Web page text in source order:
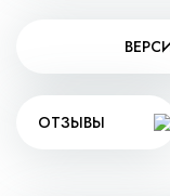
ОТЗЫВЫ